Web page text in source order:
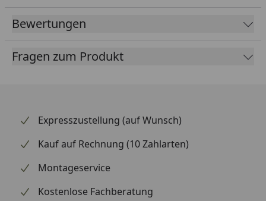
Sonderhöhe (unter 180 cm) gewählt haben, können
Sie ebenfalls über Ihr Bestellformular Pfosten auf
Wunschhöhe, passend zu Ihrem Wunschtor,
nachgerüstet werden (dieser ist im Zubehör zu
finden, Sie können diesen separat bestellen).
Zubehörteile:
TraumGarten Torpfosten-Set
TraumGarten Profilzylinder
Bewertungen
Fragen zum Produkt
Expresszustellung (auf Wunsch)
Kauf auf Rechnung (10 Zahlarten)
Montageservice
Kostenlose Fachberatung